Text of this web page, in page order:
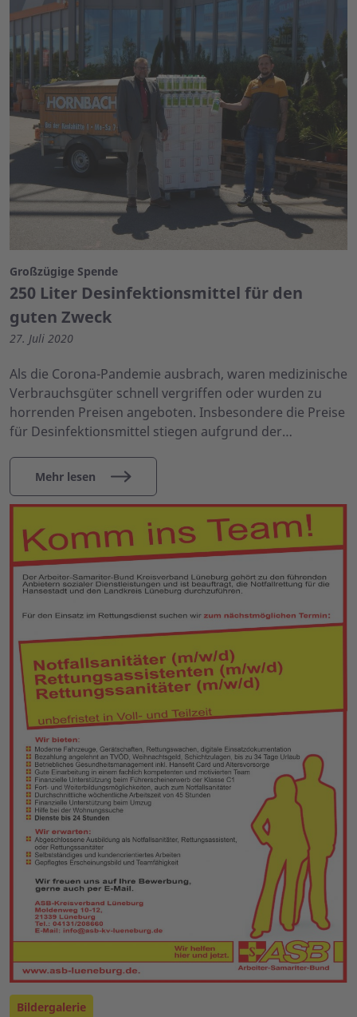
Großzügige Spende
250 Liter Desinfektionsmittel für den
guten Zweck
27. Juli 2020
Als die Corona-Pandemie ausbrach, waren medizinische
Verbrauchsgüter schnell vergriffen oder wurden zu
horrenden Preisen angeboten. Insbesondere die Preise
für Desinfektionsmittel stiegen aufgrund der…
Mehr lesen
Bildergalerie